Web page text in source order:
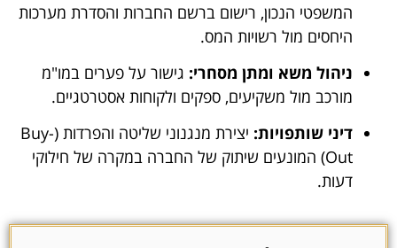
המשפטי הנכון, רישום ברשם החברות והסדרת מערכות
היחסים מול רשויות המס.
ניהול משא ומתן מסחרי: גישור על פערים במו"מ
מורכב מול משקיעים, ספקים ולקוחות אסטרטגיים.
דיני שותפויות:
יצירת מנגנוני שליטה והפרדות (Buy-
Out) המונעים שיתוק של החברה במקרה של חילוקי
דעות.